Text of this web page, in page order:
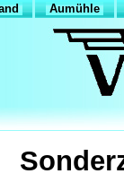
Aumühle